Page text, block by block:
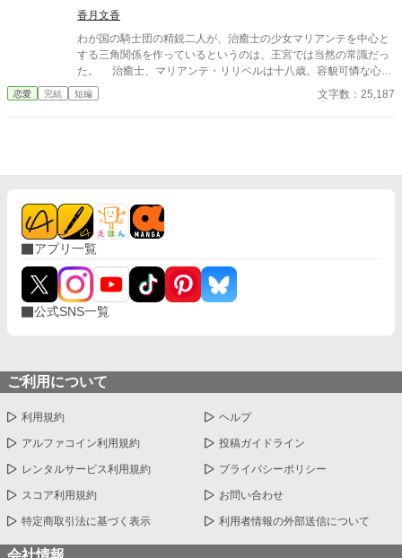
出る。 が、王都でサミュエルとその友人ルーカスの助けを借りて
調べ始めると、ロズリーが伯爵家へ来た理由も、子爵家を襲った
事故も、ただの偶然ではなかったことが見えてくる。 ロズリーは
本当に何も知らなかったのか。 オードリーはなぜ、娘を伯爵家へ
に「少し譲れば済むもの」だったのか。 奪われた居場所と母の形
香月文香
わが国の騎士団の精鋭二人が、治癒士の少女マリアンテを中心と
する三角関係を作っているというのは、王宮では当然の常識だっ
た。 治癒士、マリアンテ・リリベルは十八歳。容貌可憐な心優
しい少女で、いつもにこやかな笑顔で周囲を癒す人気者。 そん
な彼女を巡る男はヨシュア・カレンデュラとハル・シオニア。
恋愛 完結 短編 文字数：25,187
アプリ一覧
公式SNS一覧
ご利用について
利用規約 ヘルプ
アルファコイン利用規約 投稿ガイドライン
レンタルサービス利用規約 プライバシーポリシー
スコア利用規約 お問い合わせ
特定商取引法に基づく表示 利用者情報の外部送信について
会社情報